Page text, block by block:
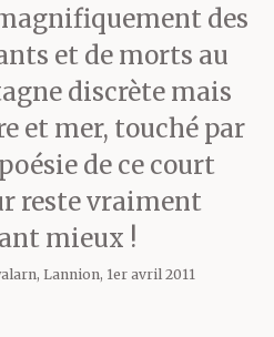
des
et de morts au
discrète mais
et mer, touché par
de ce court
reste vraiment
mieux !
Lannion, 1er avril 2011